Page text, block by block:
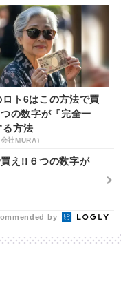
ロト6はこの方法で買
の数字が『完全一
る方法
社MURA)
え!!６つの数字が
by